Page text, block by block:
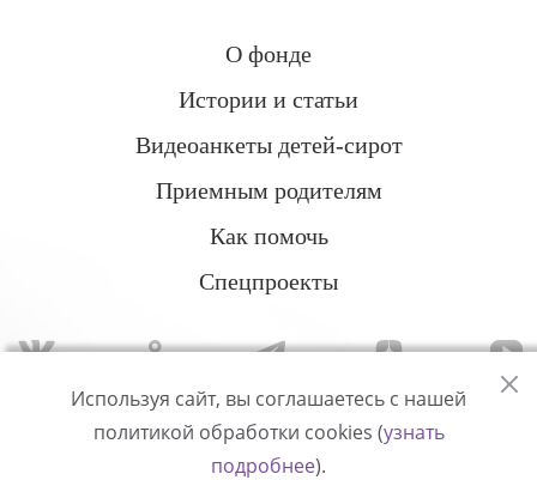
О фонде
Истории и статьи
Видеоанкеты детей-сирот
Приемным родителям
Как помочь
Спецпроекты
Политика конфиденциальности
Используя сайт, вы соглашаетесь с нашей
политикой обработки cookies (узнать
подробнее).